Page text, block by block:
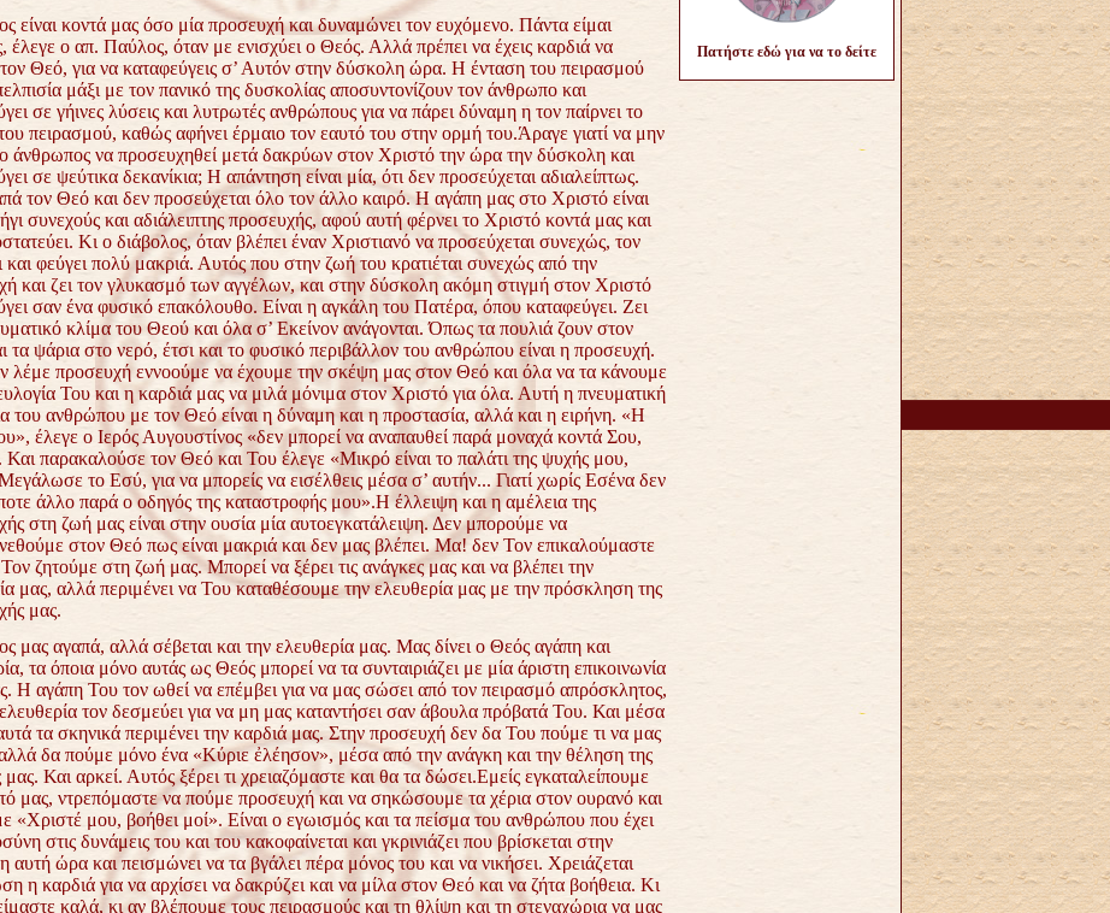
είναι κοντά μας όσο μία προσευχή και δυναμώνει τον ευχόμενο. Πάντα είμαι
έλεγε ο απ. Παύλος, όταν με ενισχύει ο Θεός. Αλλά πρέπει να έχεις καρδιά να
Θεό, για να καταφεύγεις σ’ Αυτόν στην δύσκολη ώρα. Η ένταση του πειρασμού
μάξι με τον πανικό της δυσκολίας αποσυντονίζουν τον άνθρωπο και
σε γήινες λύσεις και λυτρωτές ανθρώπους για να πάρει δύναμη η τον παίρνει το
πειρασμού, καθώς αφήνει έρμαιο τον εαυτό του στην ορμή του.Άραγε γιατί να μην
άνθρωπος να προσευχηθεί μετά δακρύων στον Χριστό την ώρα την δύσκολη και
σε ψεύτικα δεκανίκια; Η απάντηση είναι μία, ότι δεν προσεύχεται αδιαλείπτως.
τον Θεό και δεν προσεύχεται όλο τον άλλο καιρό. Η αγάπη μας στο Χριστό είναι
συνεχούς και αδιάλειπτης προσευχής, αφού αυτή φέρνει το Χριστό κοντά μας και
Κι ο διάβολος, όταν βλέπει έναν Χριστιανό να προσεύχεται συνεχώς, τον
και φεύγει πολύ μακριά. Αυτός που στην ζωή του κρατιέται συνεχώς από την
και ζει τον γλυκασμό των αγγέλων, και στην δύσκολη ακόμη στιγμή στον Χριστό
σαν ένα φυσικό επακόλουθο. Είναι η αγκάλη του Πατέρα, όπου καταφεύγει. Ζει
κλίμα του Θεού και όλα σ’ Εκείνον ανάγονται. Όπως τα πουλιά ζουν στον
τα ψάρια στο νερό, έτσι και το φυσικό περιβάλλον του ανθρώπου είναι η προσευχή.
λέμε προσευχή εννοούμε να έχουμε την σκέψη μας στον Θεό και όλα να τα κάνουμε
Του και η καρδιά μας να μιλά μόνιμα στον Χριστό για όλα. Αυτή η πνευματική
του ανθρώπου με τον Θεό είναι η δύναμη και η προστασία, αλλά και η ειρήνη. «Η
έλεγε ο Ιερός Αυγουστίνος «δεν μπορεί να αναπαυθεί παρά μοναχά κοντά Σου,
Και παρακαλούσε τον Θεό και Του έλεγε «Μικρό είναι το παλάτι της ψυχής μου,
το Εσύ, για να μπορείς να εισέλθεις μέσα σ’ αυτήν... Γιατί χωρίς Εσένα δεν
άλλο παρά ο οδηγός της καταστροφής μου».Η έλλειψη και η αμέλεια της
στη ζωή μας είναι στην ουσία μία αυτοεγκατάλειψη. Δεν μπορούμε να
στον Θεό πως είναι μακριά και δεν μας βλέπει. Μα! δεν Τον επικαλούμαστε
ζητούμε στη ζωή μας. Μπορεί να ξέρει τις ανάγκες μας και να βλέπει την
μας, αλλά περιμένει να Του καταθέσουμε την ελευθερία μας με την πρόσκληση της
μας.
μας αγαπά, αλλά σέβεται και την ελευθερία μας. Μας δίνει ο Θεός αγάπη και
τα όποια μόνο αυτάς ως Θεός μπορεί να τα συνταιριάζει με μία άριστη επικοινωνία
Η αγάπη Του τον ωθεί να επέμβει για να μας σώσει από τον πειρασμό απρόσκλητος,
τον δεσμεύει για να μη μας καταντήσει σαν άβουλα πρόβατά Του. Και μέσα
τα σκηνικά περιμένει την καρδιά μας. Στην προσευχή δεν δα Του πούμε τι να μας
δα πούμε μόνο ένα «Κύριε ἐλέησον», μέσα από την ανάγκη και την θέληση της
μας. Και αρκεί. Αυτός ξέρει τι χρειαζόμαστε και θα τα δώσει.Εμείς εγκαταλείπουμε
μας, ντρεπόμαστε να πούμε προσευχή και να σηκώσουμε τα χέρια στον ουρανό και
«Χριστέ μου, βοήθει μοί». Είναι ο εγωισμός και τα πείσμα του ανθρώπου που έχει
στις δυνάμεις του και του κακοφαίνεται και γκρινιάζει που βρίσκεται στην
αυτή ώρα και πεισμώνει να τα βγάλει πέρα μόνος του και να νικήσει. Χρειάζεται
η καρδιά για να αρχίσει να δακρύζει και να μίλα στον Θεό και να ζήτα βοήθεια. Κι
καλά, κι αν βλέπουμε τους πειρασμούς και τη θλίψη και τη στεναχώρια να μας
Πατήστε εδώ για να το δείτε